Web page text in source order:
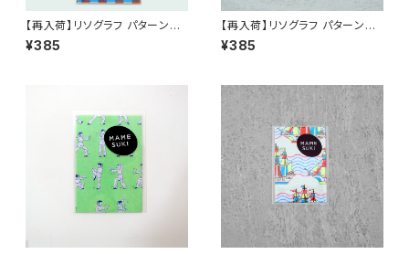
【再入荷】リソグラフ パターンペ
ーパー［ MAMESUKI Basis チ
ェック］ Red × Sky Blue
¥385
【再入荷】リソグラフ パターンペ
ーパー［ねぼけたベイビー Tig
er］Neon Orange × Blue
¥385